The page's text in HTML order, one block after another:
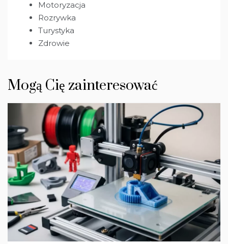
Motoryzacja
Rozrywka
Turystyka
Zdrowie
Mogą Cię zainteresować